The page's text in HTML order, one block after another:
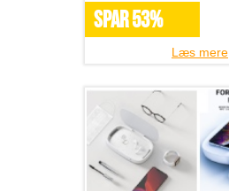
SPAR 53%
Læs mere